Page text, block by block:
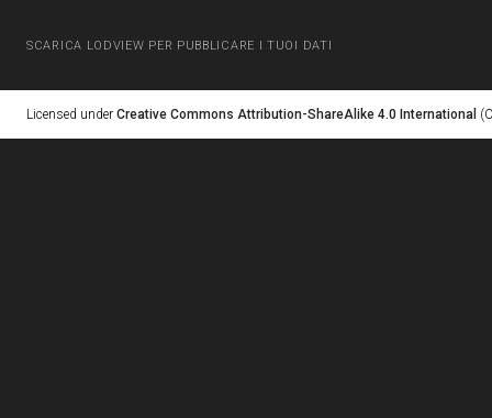
SCARICA LODVIEW PER PUBBLICARE I TUOI DATI
Licensed under Creative Commons Attribution-ShareAlike 4.0 International